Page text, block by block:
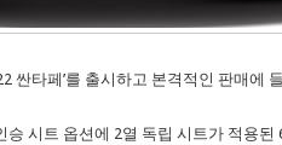
싼타페’를 출시하고 본격적인 판매에
시트 옵션에 2열 독립 시트가 적용된